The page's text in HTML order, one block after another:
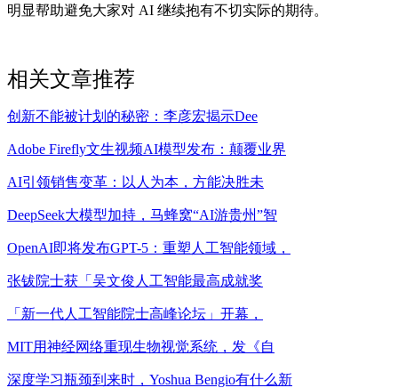
明显帮助避免大家对 AI 继续抱有不切实际的期待。
相关文章推荐
创新不能被计划的秘密：李彦宏揭示Dee
Adobe Firefly文生视频AI模型发布：颠覆业界
AI引领销售变革：以人为本，方能决胜未
DeepSeek大模型加持，马蜂窝“AI游贵州”智
OpenAI即将发布GPT-5：重塑人工智能领域，
张钹院士获「吴文俊人工智能最高成就奖
「新一代人工智能院士高峰论坛」开幕，
MIT用神经网络重现生物视觉系统，发《自
深度学习瓶颈到来时，Yoshua Bengio有什么新